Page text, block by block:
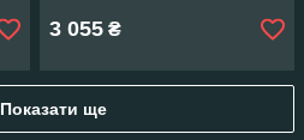
3 055 ₴
Показати ще